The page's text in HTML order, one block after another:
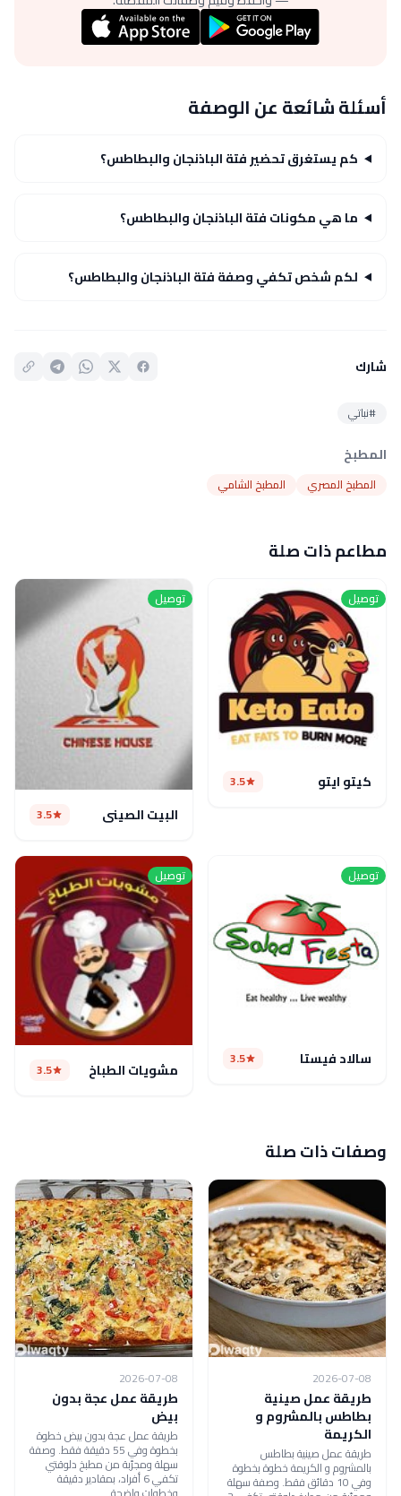
أسئلة شائعة عن الوصفة
كم يستغرق تحضير فتة الباذنجان والبطاطس؟
ما هي مكونات فتة الباذنجان والبطاطس؟
لكم شخص تكفي وصفة فتة الباذنجان والبطاطس؟
شارك
#نباتي
المطبخ
المطبخ المصري المطبخ الشامي
مطاعم ذات صلة
توصيل
كيتو ايتو 3.5
توصيل
البيت الصيني 3.5
توصيل
سالاد فيستا 3.5
توصيل
مشويات الطباخ 3.5
وصفات ذات صلة
2026-07-08
طريقة عمل صينية
بطاطس بالمشروم و
الكريمة
طريقة عمل صينية بطاطس
بالمشروم و الكريمة خطوة بخطوة
وفي 10 دقائق فقط. وصفة سهلة
2026-07-08
طريقة عمل عجة بدون
بيض
طريقة عمل عجة بدون بيض خطوة
بخطوة وفي 55 دقيقة فقط. وصفة
سهلة ومجرّبة من مطبخ دلوقتي
تكفي 6 أفراد، بمقادير دقيقة